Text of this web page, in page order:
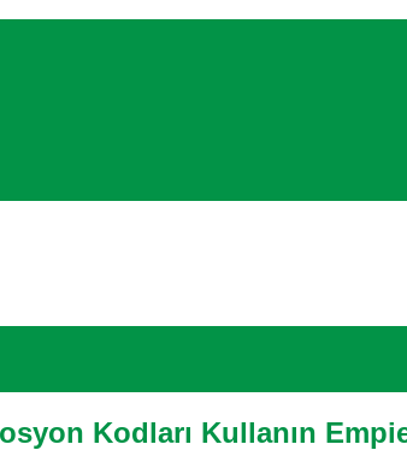
Kodları Kullanın